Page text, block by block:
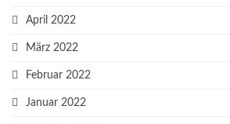
April 2022
März 2022
Februar 2022
Januar 2022